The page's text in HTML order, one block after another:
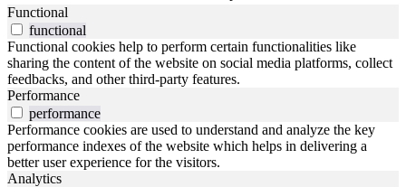
Functional
functional
Functional cookies help to perform certain functionalities like
sharing the content of the website on social media platforms, collect
feedbacks, and other third-party features.
Performance
performance
Performance cookies are used to understand and analyze the key
performance indexes of the website which helps in delivering a
better user experience for the visitors.
Analytics